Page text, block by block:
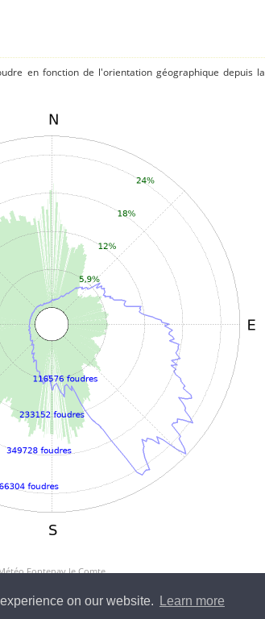
on our website. Learn more
en fonction de l'orientation géographique depuis la
Fontenay le Comte